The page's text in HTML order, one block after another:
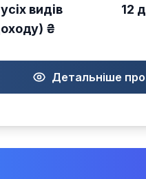
видів
₴
12
Детальніше